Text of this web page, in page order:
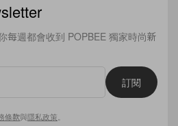
每週都會收到 POPBEE 獨家時尚新
訂閱
條款與隱私政策。